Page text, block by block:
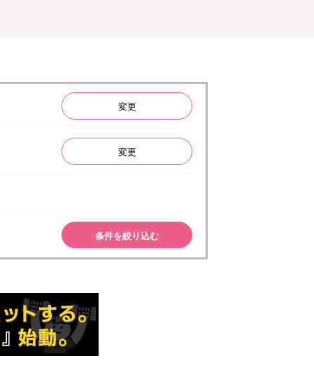
変更
変更
条件を絞り込む